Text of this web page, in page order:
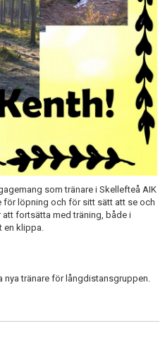
som tränare i Skellefteå AIK
för löpning och för sitt sätt att se och
fortsätta med träning, både i
en klippa.
nya tränare för långdistansgruppen.